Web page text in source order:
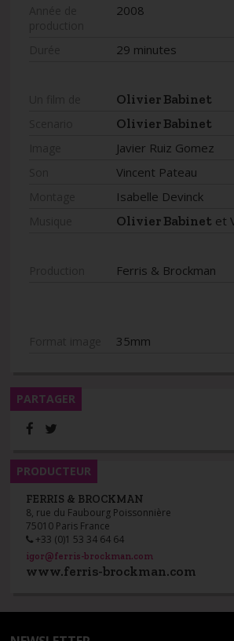
2008
29 minutes
Olivier Babinet
Olivier Babinet
Javier Ruiz Gomez
Vincent Pateau
Isabelle Devinck
Olivier Babinet et
Ferris & Brockman
35mm
PARTAGER
FERRIS & BROCKMAN
8, rue du Faubourg Poissonnière
75010 Paris France
+33 (0)1 53 34 64 64
igor@ferris-brockman.com
www.ferris-brockman.com
PRODUCTEUR